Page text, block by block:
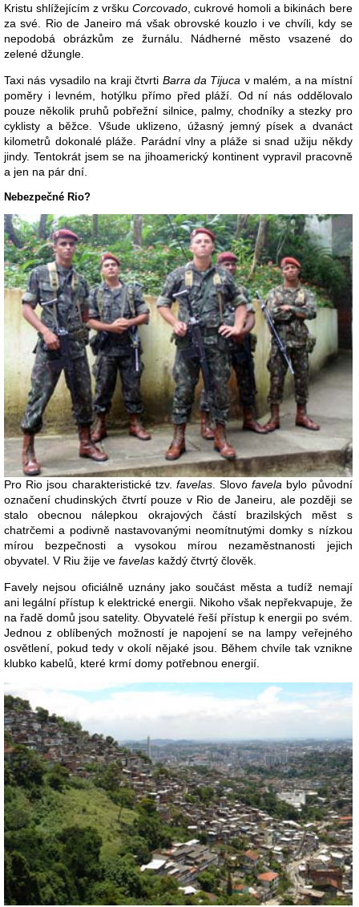
Kristu shlížejícím z vrškuCorcovado , cukrové homoli a bikinách bere
za své. Rio de Janeiro má však obrovské kouzlo i ve chvíli, kdy se
nepodobá obrázkům ze žurnálu. Nádherné město vsazené do
zelené džungle.
Taxi nás vysadilo na kraji čtvrti Barra da Tijuca v malém, a na místní
poměry i levném, hotýlku přímo před pláží. Od ní nás oddělovalo
pouze několik pruhů pobřežní silnice, palmy, chodníky a stezky pro
cyklisty a běžce. Všude uklizeno, úžasný jemný písek a dvanáct
kilometrů dokonalé pláže. Parádní vlny a pláže si snad užiju někdy
jindy. Tentokrát jsem se na jihoamerický kontinent vypravil pracovně
a jen na pár dní.
Nebezpečné Rio?
Pro Rio jsou charakteristické tzv. favelas. Slovofavela bylo původní
označení chudinských čtvrtí pouze v Rio de Janeiru, ale později se
stalo obecnou nálepkou okrajových částí brazilských měst s
chatrčemi a podivně nastavovanými neomítnutými domky s nízkou
mírou bezpečnosti a vysokou mírou nezaměstnanosti jejich
obyvatel. V Riu žije ve favelas každý čtvrtý člověk.
Favely nejsou oficiálně uznány jako součást města a tudíž nemají
ani legální přístup k elektrické energii. Nikoho však nepřekvapuje, že
na řadě domů jsou satelity. Obyvatelé řeší přístup k energii po svém.
Jednou z oblíbených možností je napojení se na lampy veřejného
osvětlení, pokud tedy v okolí nějaké jsou. Během chvíle tak vznikne
klubko kabelů, které krmí domy potřebnou energií.